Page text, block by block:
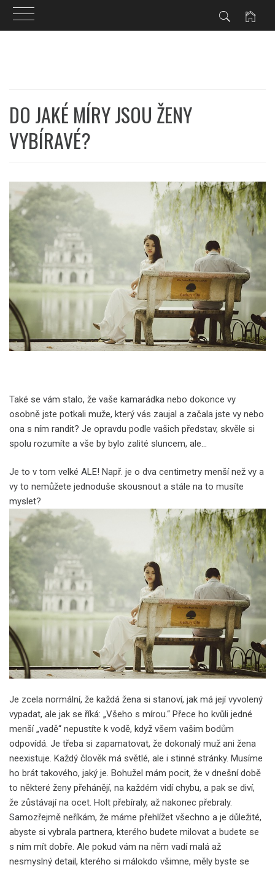
DO JAKÉ MÍRY JSOU ŽENY
VYBÍRAVÉ?
Také se vám stalo, že vaše kamarádka nebo dokonce vy
osobně jste potkali muže, který vás zaujal a začala jste vy nebo
ona s ním randit? Je opravdu podle vašich představ, skvěle si
spolu rozumíte a vše by bylo zalité sluncem, ale…
Je to v tom velké ALE! Např. je o dva centimetry menší než vy a
vy to nemůžete jednoduše skousnout a stále na to musíte
myslet?
Je zcela normální, že každá žena si stanoví, jak má její vyvolený
vypadat, ale jak se říká: „Všeho s mírou.“ Přece ho kvůli jedné
menší „vadě“ nepustíte k vodě, když všem vašim bodům
odpovídá. Je třeba si zapamatovat, že dokonalý muž ani žena
neexistuje. Každý člověk má světlé, ale i stinné stránky. Musíme
ho brát takového, jaký je. Bohužel mám pocit, že v dnešní době
to některé ženy přehánějí, na každém vidí chybu, a pak se diví,
že zůstávají na ocet. Holt přebíraly, až nakonec přebraly.
Samozřejmě neříkám, že máme přehlížet všechno a je důležité,
abyste si vybrala partnera, kterého budete milovat a budete se
s ním mít dobře. Ale pokud vám na něm vadí malá až
nesmyslný detail, kterého si málokdo všimne, měly byste se